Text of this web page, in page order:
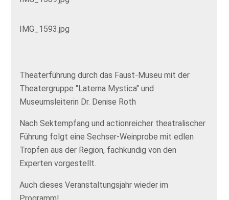
IMG_1593.jpg
Theaterführung durch das Faust-Museu mit der
Theatergruppe "Laterna Mystica" und
Museumsleiterin Dr. Denise Roth
Nach Sektempfang und actionreicher theatralischer
Führung folgt eine Sechser-Weinprobe mit edlen
Tropfen aus der Region, fachkundig von den
Experten vorgestellt.
Auch dieses Veranstaltungsjahr wieder im